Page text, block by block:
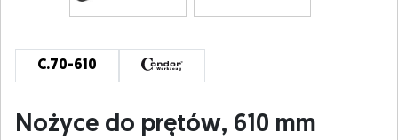
C.70-610
Nożyce do prętów, 610 mm